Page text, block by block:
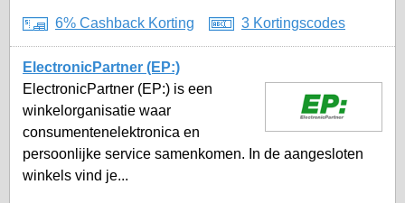
6% Cashback Korting 3 Kortingscodes
ElectronicPartner (EP:)
ElectronicPartner (EP:) is een
winkelorganisatie waar
consumentenelektronica en
persoonlijke service samenkomen. In de aangesloten
winkels vind je...